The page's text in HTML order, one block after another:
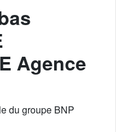
Agence
du groupe BNP